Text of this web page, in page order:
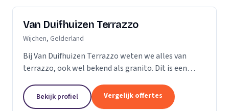
Van Duifhuizen Terrazzo
Wijchen, Gelderland
Bij Van Duifhuizen Terrazzo weten we alles van
terrazzo, ook wel bekend als granito. Dit is een
is in principe te produceren in elke vorm....
Bekijk profiel Vergelijk offertes